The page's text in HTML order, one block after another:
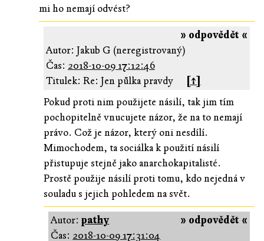
mi ho nemají odvést?
» odpovědět «
Autor: Jakub G (neregistrovaný)
Čas: 2018-10-09 17:12:46
Titulek: Re: Jen půlka pravdy
[↑]
Pokud proti nim použijete násilí, tak jim tím
pochopitelně vnucujete názor, že na to nemají
právo. Což je názor, který oni nesdílí.
Mimochodem, ta sociálka k použití násilí
přistupuje stejně jako anarchokapitalisté.
Prostě použije násilí proti tomu, kdo nejedná v
souladu s jejich pohledem na svět.
» odpovědět «
Autor:pathy
Čas: 2018-10-09 17:31:04